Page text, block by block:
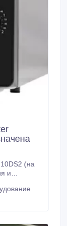
мм
(на
и
не
и